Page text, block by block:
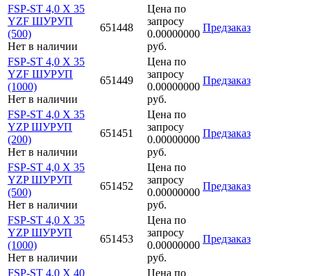
FSP-ST 4,0 X 35
YZF ШУРУП
(500)
Нет в наличии
651448
Цена по
запросу
0.00000000
руб.
Предзаказ
FSP-ST 4,0 X 35
YZF ШУРУП
(1000)
Нет в наличии
651449
Цена по
запросу
0.00000000
руб.
Предзаказ
FSP-ST 4,0 X 35
YZP ШУРУП
(200)
Нет в наличии
651451
Цена по
запросу
0.00000000
руб.
Предзаказ
FSP-ST 4,0 X 35
YZP ШУРУП
(500)
Нет в наличии
651452
Цена по
запросу
0.00000000
руб.
Предзаказ
FSP-ST 4,0 X 35
YZP ШУРУП
(1000)
Нет в наличии
651453
Цена по
запросу
0.00000000
руб.
Предзаказ
FSP-ST 4,0 X 40 Цена по